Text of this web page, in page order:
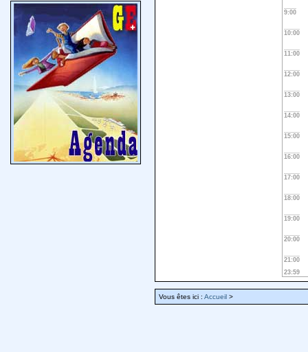
9:00
10:00
11:00
12:00
13:00
14:00
15:00
16:00
17:00
18:00
19:00
20:00
21:00
23:59
Vous êtes ici : Accueil >